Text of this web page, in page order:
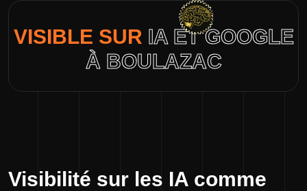
VISIBLE SUR IA ET GOOGLE
À BOULAZAC
Visibilité sur les IA comme